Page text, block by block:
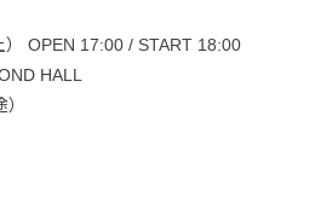
OPEN 17:00 / START 18:00
HALL